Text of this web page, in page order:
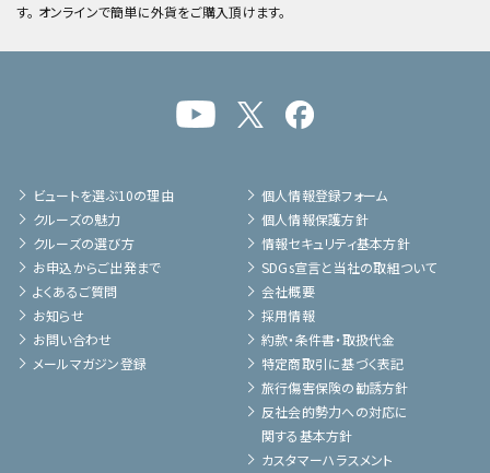
す。 オンラインで簡単に外貨をご購入頂けます。
ビュートを選ぶ10の理由
クルーズの魅力
クルーズの選び方
お申込からご出発まで
よくあるご質問
お知らせ
お問い合わせ
メールマガジン登録
個人情報登録フォーム
個人情報保護方針
情報セキュリティ基本方針
SDGs宣言と当社の取組ついて
会社概要
採用情報
約款・条件書・取扱代金
特定商取引に基づく表記
旅行傷害保険の勧誘方針
反社会的勢力への対応に
関する基本方針
カスタマーハラスメント